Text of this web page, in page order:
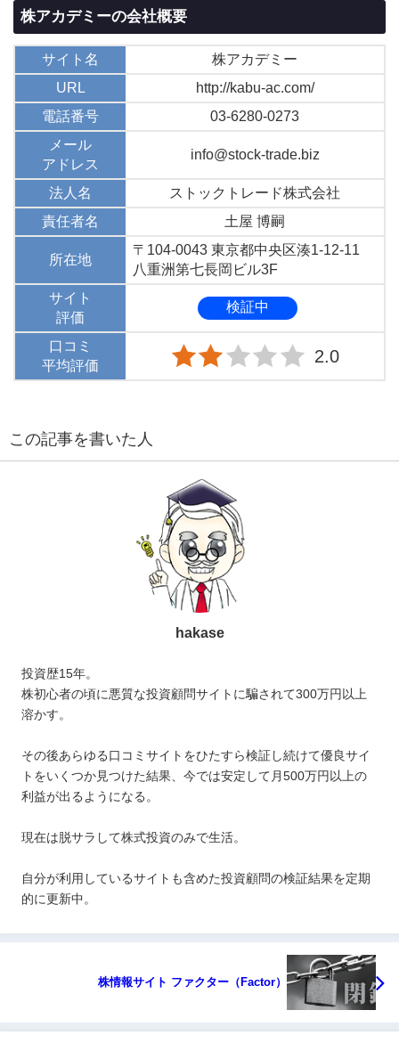
株アカデミーの会社概要
サイト名
株アカデミー
URL
http://kabu-ac.com/
電話番号
03-6280-0273
メール
アドレス
info@stock-trade.biz
法人名
ストックトレード株式会社
責任者名
土屋 博嗣
所在地
〒104-0043 東京都中央区湊1-12-11
八重洲第七長岡ビル3F
サイト
評価
検証中
口コミ
平均評価
2.0
この記事を書いた人
hakase
投資歴15年。
株初心者の頃に悪質な投資顧問サイトに騙されて300万円以上
溶かす。
その後あらゆる口コミサイトをひたすら検証し続けて優良サイ
トをいくつか見つけた結果、今では安定して月500万円以上の
利益が出るようになる。
現在は脱サラして株式投資のみで生活。
自分が利用しているサイトも含めた投資顧問の検証結果を定期
的に更新中。
株情報サイト ファクター（Factor）